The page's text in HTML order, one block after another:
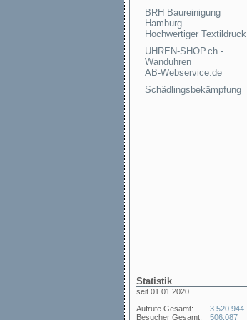
BRH Baureinigung
Hamburg
Hochwertiger Textildruck
UHREN-SHOP.ch -
Wanduhren
AB-Webservice.de
Schädlingsbekämpfung
Statistik
seit 01.01.2020
Aufrufe Gesamt:
Besucher Gesamt:
3.520.944
506.087